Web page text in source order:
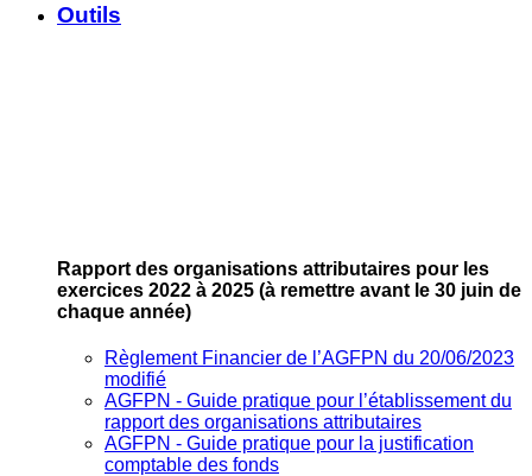
Outils
Rapport des organisations attributaires pour les
exercices 2022 à 2025 (à remettre avant le 30 juin de
chaque année)
Règlement Financier de l’AGFPN du 20/06/2023
modifié
AGFPN ‐ Guide pratique pour l’établissement du
rapport des organisations attributaires
AGFPN ‐ Guide pratique pour la justification
comptable des fonds